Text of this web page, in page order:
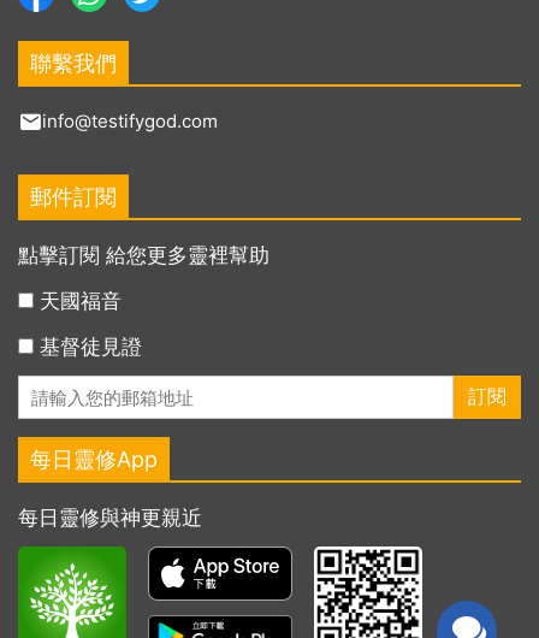
聯繫我們
info@testifygod.com
郵件訂閱
點擊訂閱 給您更多靈裡幫助
天國福音
基督徒見證
每日靈修App
每日靈修與神更親近